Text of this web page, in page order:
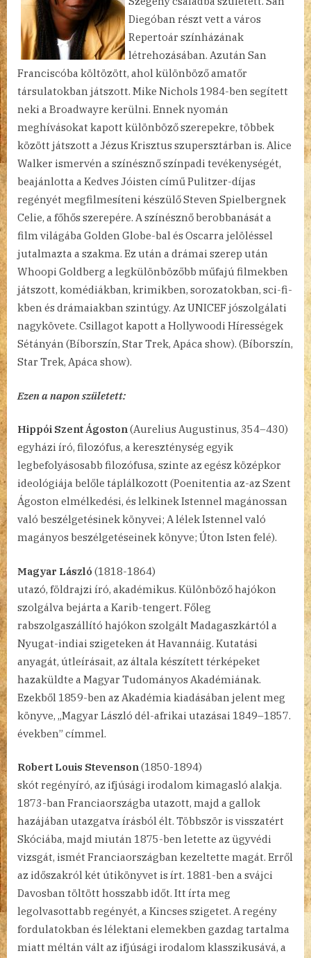
Diegóban részt vett a város
Repertoár színházának
létrehozásában. Azután San
Franciscóba költözött, ahol különböző amatőr
társulatokban játszott. Mike Nichols 1984-ben segített
neki a Broadwayre kerülni. Ennek nyomán
meghívásokat kapott különböző szerepekre, többek
között játszott a Jézus Krisztus szupersztárban is. Alice
Walker ismervén a színésznő színpadi tevékenységét,
beajánlotta a Kedves Jóisten című Pulitzer-díjas
regényét megfilmesíteni készülő Steven Spielbergnek
Celie, a főhős szerepére. A színésznő berobbanását a
film világába Golden Globe-bal és Oscarra jelöléssel
jutalmazta a szakma. Ez után a drámai szerep után
Whoopi Goldberg a legkülönbözőbb műfajú filmekben
játszott, komédiákban, krimikben, sorozatokban, sci-fi-
kben és drámaiakban szintúgy. Az UNICEF jószolgálati
nagykövete. Csillagot kapott a Hollywoodi Hírességek
Sétányán (Bíborszín, Star Trek, Apáca show). (Bíborszín,
Star Trek, Apáca show).
Ezen a napon született:
Hippói Szent Ágoston(Aurelius Augustinus, 354–430)
egyházi író, filozófus, a kereszténység egyik
legbefolyásosabb filozófusa, szinte az egész középkor
ideológiája belőle táplálkozott (Poenitentia az-az Szent
Ágoston elmélkedési, és lelkinek Istennel magánossan
való beszélgetésinek könyvei; A lélek Istennel való
magányos beszélgetéseinek könyve; Úton Isten felé).
Magyar László (1818-1864)
utazó, földrajzi író, akadémikus. Különböző hajókon
szolgálva bejárta a Karib-tengert. Főleg
rabszolgaszállító hajókon szolgált Madagaszkártól a
Nyugat-indiai szigeteken át Havannáig. Kutatási
anyagát, útleírásait, az általa készített térképeket
hazaküldte a Magyar Tudományos Akadémiának.
Ezekből 1859-ben az Akadémia kiadásában jelent meg
könyve, „Magyar László dél-afrikai utazásai 1849–1857.
években” címmel.
Robert Louis Stevenson(1850-1894)
skót regényíró, az ifjúsági irodalom kimagasló alakja.
1873-ban Franciaországba utazott, majd a gallok
hazájában utazgatva írásból élt. Többször is visszatért
Skóciába, majd miután 1875-ben letette az ügyvédi
vizsgát, ismét Franciaországban kezeltette magát. Erről
az időszakról két útikönyvet is írt. 1881-ben a svájci
Davosban töltött hosszabb időt. Itt írta meg
legolvasottabb regényét, a Kincses szigetet. A regény
fordulatokban és lélektani elemekben gazdag tartalma
miatt méltán vált az ifjúsági irodalom klasszikusává, a